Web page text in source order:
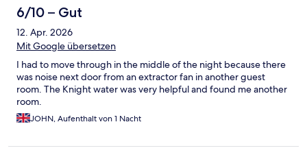
6/10 – Gut
12. Apr. 2026
Mit Google übersetzen
I had to move through in the middle of the night because there
was noise next door from an extractor fan in another guest
room. The Knight water was very helpful and found me another
room.
JOHN, Aufenthalt von 1 Nacht